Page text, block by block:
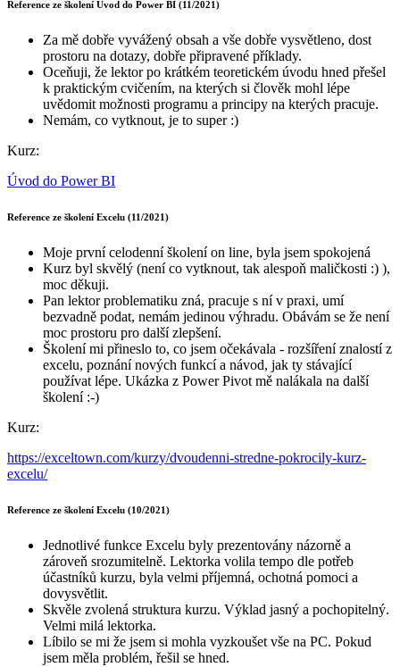
Reference ze školení Úvod do Power BI (11/2021)
Za mě dobře vyvážený obsah a vše dobře vysvětleno, dost
prostoru na dotazy, dobře připravené příklady.
Oceňuji, že lektor po krátkém teoretickém úvodu hned přešel
k praktickým cvičením, na kterých si člověk mohl lépe
uvědomit možnosti programu a principy na kterých pracuje.
Nemám, co vytknout, je to super :)
Kurz:
Úvod do Power BI
Reference ze školení Excelu (11/2021)
Moje první celodenní školení on line, byla jsem spokojená
Kurz byl skvělý (není co vytknout, tak alespoň maličkosti :) ),
moc děkuji.
Pan lektor problematiku zná, pracuje s ní v praxi, umí
bezvadně podat, nemám jedinou výhradu. Obávám se že není
moc prostoru pro další zlepšení.
Školení mi přineslo to, co jsem očekávala - rozšíření znalostí z
excelu, poznání nových funkcí a návod, jak ty stávající
používat lépe. Ukázka z Power Pivot mě nalákala na další
školení :-)
Kurz:
https://exceltown.com/kurzy/dvoudenni-stredne-pokrocily-kurz-
excelu/
Reference ze školení Excelu (10/2021)
Jednotlivé funkce Excelu byly prezentovány názorně a
zároveň srozumitelně. Lektorka volila tempo dle potřeb
účastníků kurzu, byla velmi příjemná, ochotná pomoci a
dovysvětlit.
Skvěle zvolená struktura kurzu. Výklad jasný a pochopitelný.
Velmi milá lektorka.
Líbilo se mi že jsem si mohla vyzkoušet vše na PC. Pokud
jsem měla problém, řešil se hned.